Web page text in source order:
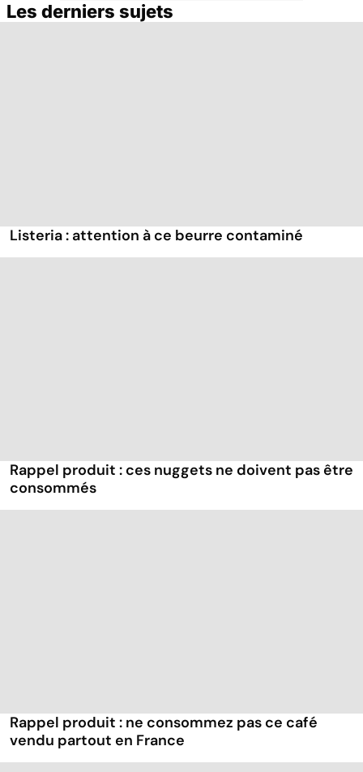
Les derniers sujets
Listeria : attention à ce beurre contaminé
Rappel produit : ces nuggets ne doivent pas être
consommés
Rappel produit : ne consommez pas ce café
vendu partout en France